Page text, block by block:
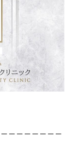
－－－－－－－